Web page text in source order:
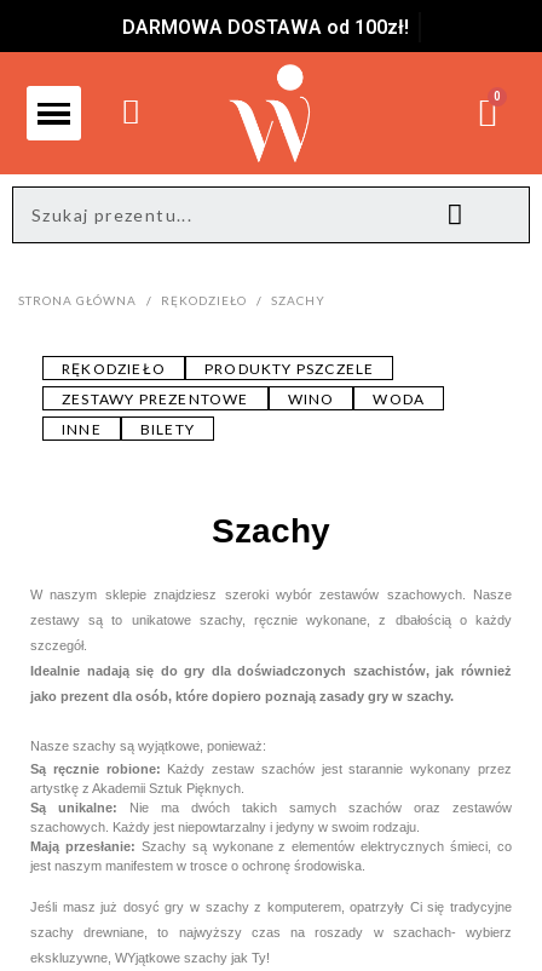
DARMOWA DOSTAWA od 100zł!
STRONA GŁÓWNA RĘKODZIEŁO SZACHY
RĘKODZIEŁO
PRODUKTY PSZCZELE
ZESTAWY PREZENTOWE
WINO
WODA
INNE
BILETY
Szachy
W naszym sklepie znajdziesz szeroki wybór zestawów szachowych. Nasze
zestawy są to unikatowe szachy, ręcznie wykonane, z dbałością o każdy
szczegół.
Idealnie nadają się do gry dla doświadczonych szachistów, jak również
jako prezent dla osób, które dopiero poznają zasady gry w szachy.
Nasze szachy są wyjątkowe, ponieważ:
Są ręcznie robione: Każdy zestaw szachów jest starannie wykonany przez
artystkę z Akademii Sztuk Pięknych.
Są unikalne: Nie ma dwóch takich samych szachów oraz zestawów
szachowych. Każdy jest niepowtarzalny i jedyny w swoim rodzaju.
Mają przesłanie: Szachy są wykonane z elementów elektrycznych śmieci, co
jest naszym manifestem w trosce o ochronę środowiska.
Jeśli masz już dosyć gry w szachy z komputerem, opatrzyły Ci się tradycyjne
szachy drewniane, to najwyższy czas na roszady w szachach- wybierz
ekskluzywne, WYjątkowe szachy jak Ty!